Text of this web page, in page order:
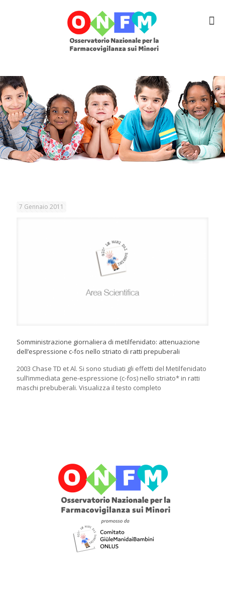
7 Gennaio 2011
Somministrazione giornaliera di metilfenidato: attenuazione
dell’espressione c-fos nello striato di ratti prepuberali
2003 Chase TD et Al. Si sono studiati gli effetti del Metilfenidato
sull’immediata gene-espressione (c-fos) nello striato* in ratti
maschi prebuberali. Visualizza il testo completo